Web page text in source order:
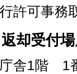
許可事務
却受付
舎1階 1